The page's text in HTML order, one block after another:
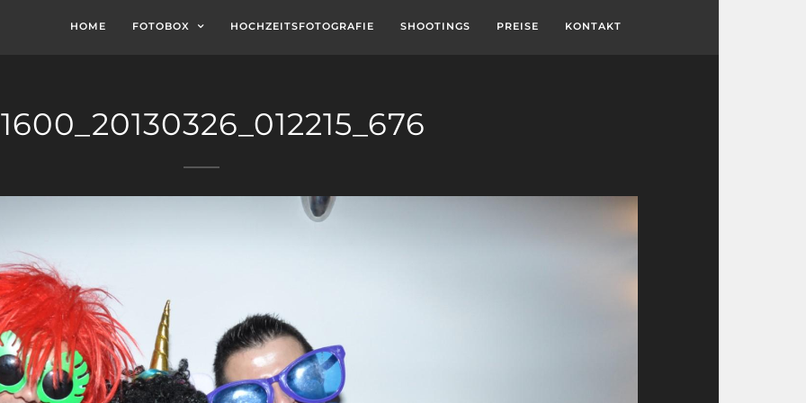
HOME FOTOBOX HOCHZEITSFOTOGRAFIE SHOOTINGS PREISE KONTAKT